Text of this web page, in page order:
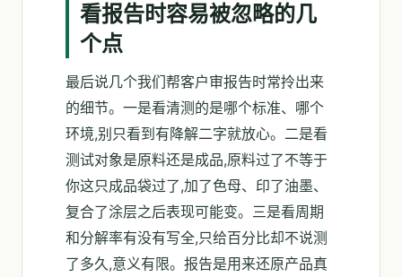
看报告时容易被忽略的几
个点
最后说几个我们帮客户审报告时常拎出来
的细节。一是看清测的是哪个标准、哪个
环境,别只看到有降解二字就放心。二是看
测试对象是原料还是成品,原料过了不等于
你这只成品袋过了,加了色母、印了油墨、
复合了涂层之后表现可能变。三是看周期
和分解率有没有写全,只给百分比却不说测
了多久,意义有限。报告是用来还原产品真